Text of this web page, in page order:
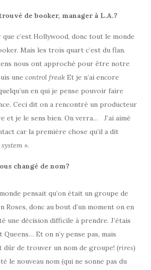
de booker, manager à L.A.?
c’est Hollywood, donc tout le monde
Mais les trois quart c’est du flan.
nous ont approché pour être notre
une control freak Et je n’ai encore
en qui je pense pouvoir faire
Ceci dit on a rencontré un producteur
et je le sens bien. On verra… J’ai aimé
car la première chose qu’il a dit
».
changé de nom?
pensait qu’on était un groupe de
Roses, donc au bout d’un moment on en
une décision difficile à prendre. J’étais
Et on n’y pense pas, mais
dûr de trouver un nom de groupe! (rires)
le nouveau nom (qui ne sonne pas du